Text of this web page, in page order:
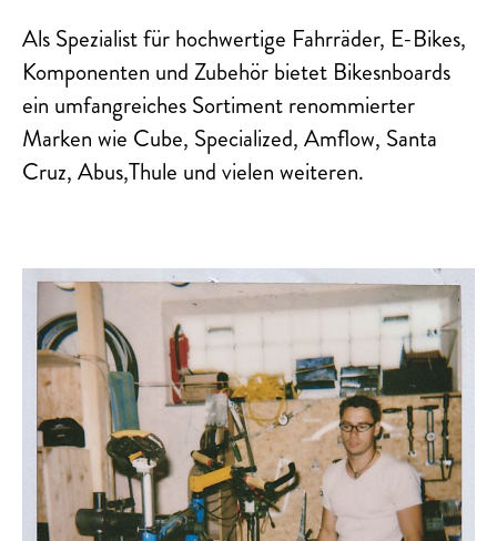
Als Spezialist für hochwertige Fahrräder, E-Bikes,
Komponenten und Zubehör bietet Bikesnboards
ein umfangreiches Sortiment renommierter
Marken wie Cube, Specialized, Amflow, Santa
Cruz, Abus,Thule und vielen weiteren.